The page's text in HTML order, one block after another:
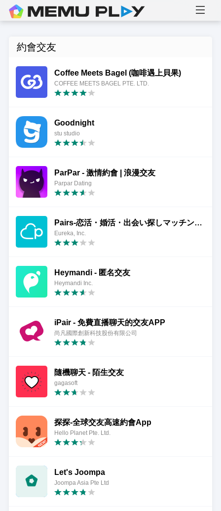
約會交友
Coffee Meets Bagel (咖啡遇上貝果)
COFFEE MEETS BAGEL PTE. LTD.
Goodnight
stu studio
ParPar - 激情約會 | 浪漫交友
Parpar Dating
Pairs-恋活・婚活・出会い探しマッチングアプリ
Eureka, Inc.
Heymandi - 匿名交友
Heymandi Inc.
iPair - 免費直播聊天的交友APP
尚凡國際創新科技股份有限公司
隨機聊天 - 陌生交友
gagasoft
探探-全球交友高速約會App
Hello Planet Pte. Ltd.
Let's Joompa
Joompa Asia Pte Ltd